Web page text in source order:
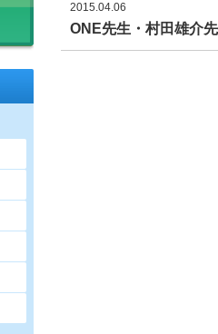
2015.04.06
ONE先生・村田雄介